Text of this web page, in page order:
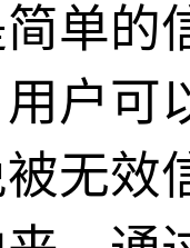
单的
户可
无效